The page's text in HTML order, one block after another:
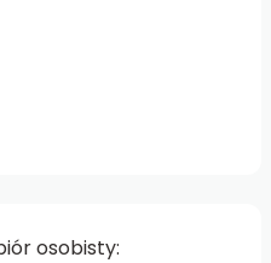
osobisty: